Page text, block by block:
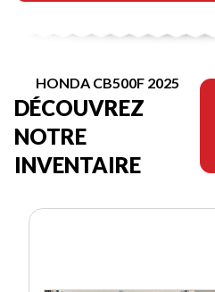
HONDA CB500F 2025
DÉCOUVREZ
NOTRE
INVENTAIRE